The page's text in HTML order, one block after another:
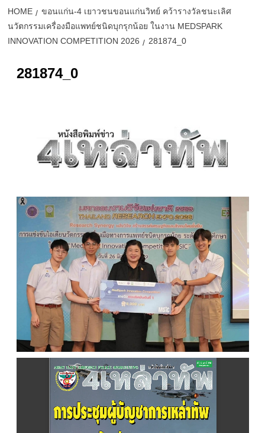
HOME
ขอนแก่น-4 เยาวชนขอนแก่นวิทย์ คว้ารางวัลชนะเลิศ
นวัตกรรมเครื่องมือแพทย์ชนิดบุกรุกน้อย ในงาน MEDSPARK
INNOVATION COMPETITION 2026
281874_0
281874_0